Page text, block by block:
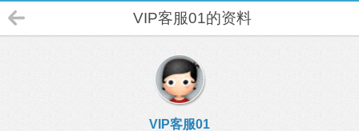
VIP客服01的资料
VIP客服01